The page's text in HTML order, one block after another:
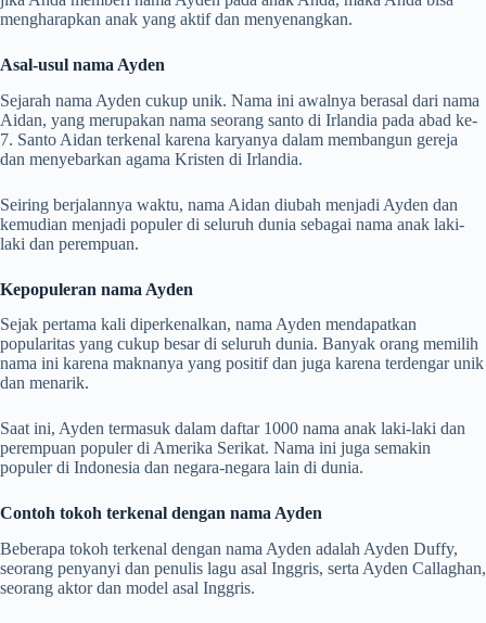
mengharapkan anak yang aktif dan menyenangkan.
Asal-usul nama Ayden
Sejarah nama Ayden cukup unik. Nama ini awalnya berasal dari nama
Aidan, yang merupakan nama seorang santo di Irlandia pada abad ke-
7. Santo Aidan terkenal karena karyanya dalam membangun gereja
dan menyebarkan agama Kristen di Irlandia.
Seiring berjalannya waktu, nama Aidan diubah menjadi Ayden dan
kemudian menjadi populer di seluruh dunia sebagai nama anak laki-
laki dan perempuan.
Kepopuleran nama Ayden
Sejak pertama kali diperkenalkan, nama Ayden mendapatkan
popularitas yang cukup besar di seluruh dunia. Banyak orang memilih
nama ini karena maknanya yang positif dan juga karena terdengar unik
dan menarik.
Saat ini, Ayden termasuk dalam daftar 1000 nama anak laki-laki dan
perempuan populer di Amerika Serikat. Nama ini juga semakin
populer di Indonesia dan negara-negara lain di dunia.
Contoh tokoh terkenal dengan nama Ayden
Beberapa tokoh terkenal dengan nama Ayden adalah Ayden Duffy,
seorang penyanyi dan penulis lagu asal Inggris, serta Ayden Callaghan,
seorang aktor dan model asal Inggris.